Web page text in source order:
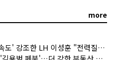
more
주택공급 '속도' 강조한 LH 이성훈 "전력질주해야"